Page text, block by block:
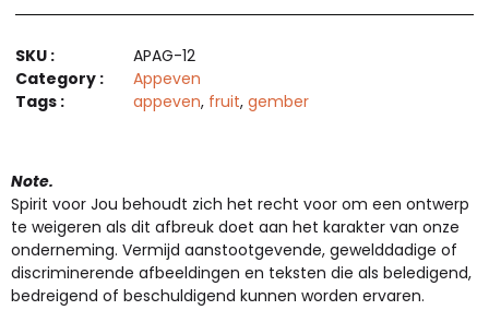
SKU :
APAG-12
Category :
Appeven
Tags :
appeven, fruit, gember
Note.
Spirit voor Jou behoudt zich het recht voor om een ontwerp
te weigeren als dit afbreuk doet aan het karakter van onze
onderneming. Vermijd aanstootgevende, gewelddadige of
discriminerende afbeeldingen en teksten die als beledigend,
bedreigend of beschuldigend kunnen worden ervaren.